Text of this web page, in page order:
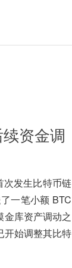
资金调
次发生比特币链
一笔小额 BTC
库资产调动之
开始调整其比特